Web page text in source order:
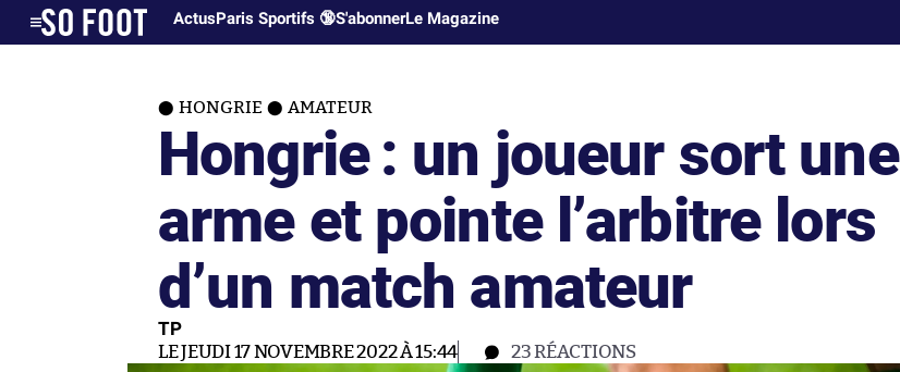
ActusParis Sportifs 🔞S'abonnerLe Magazine
HONGRIE AMATEUR
Hongrie : un joueur sort une
arme et pointe l’arbitre lors
d’un match amateur
TP
LE JEUDI 17 NOVEMBRE 2022 À 15:44 23RÉACTIONS